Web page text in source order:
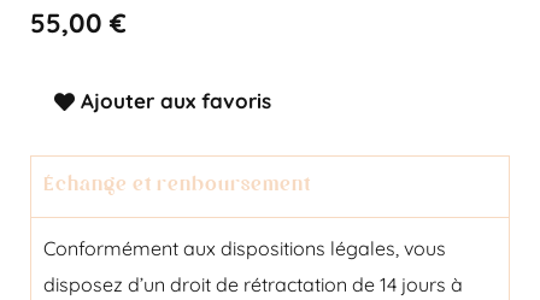
55,00 €
Ajouter aux favoris
Échange et renboursement
Conformément aux dispositions légales, vous
disposez d’un droit de rétractation de 14 jours à